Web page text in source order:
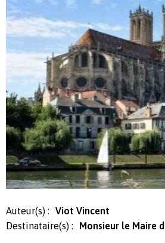
Auteur(s) :
Viot Vincent
Destinataire(s) :
Monsieur le Maire